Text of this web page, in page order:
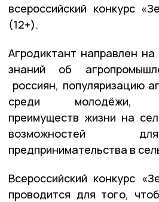
всероссийский конкурс
(12+).
Агродиктант направлен
знаний об
россиян, популяризацию
среди молодёжи,
преимуществ жизни на
возможностей
предпринимательства в
Всероссийский конкурс
проводится для того,